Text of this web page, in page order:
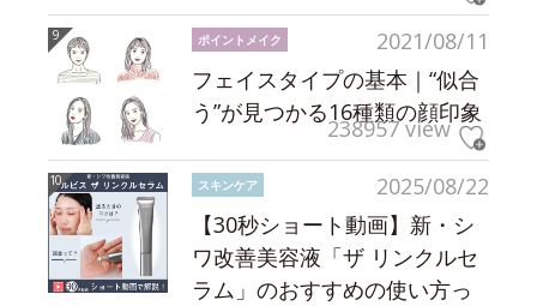
2021/08/11
ポイントメイク
フェイスタイプの基本｜“似合
う”が見つかる16種類の顔印象
238957 view
2025/08/22
スキンケア
【30秒ショート動画】新・シ
ワ改善美容液「ザ リンクルセ
ラム」のおすすめの使い方っ